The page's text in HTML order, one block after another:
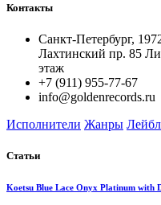
Контакты
Санкт-Петербург,
Лахтинский пр. 85
этаж
+7 (911) 955-77-67
info@goldenrecords.ru
Исполнители Жанры
Статьи
Koetsu Blue Lace Onyx Platinum with